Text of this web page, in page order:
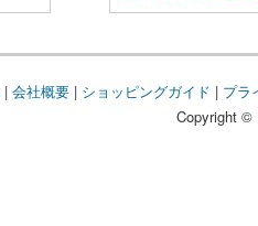
| 会社概要| ショッピングガイド | プラ
Copyright ©